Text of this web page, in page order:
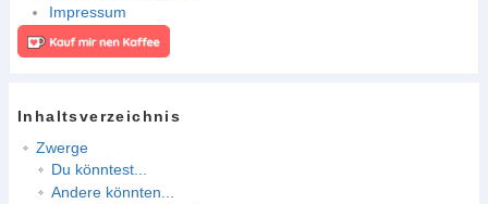
Impressum
Inhaltsverzeichnis
Zwerge
Du könntest...
Andere könnten...